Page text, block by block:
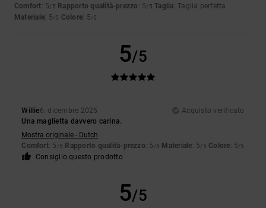
Comfort: 5/5 Rapporto qualità-prezzo : 5/5 Taglia: Taglia perfetta
Materiale: 5/5 Colore: 5/5
5/5
Willie6. dicembre 2025
Acquisto verificato
Una maglietta davvero carina.
Mostra originale - Dutch
Comfort: 5 /5 Rapporto qualità-prezzo: 5 /5 Materiale: 5/5 Colore: 5/5
Consiglio questo prodotto
5/5